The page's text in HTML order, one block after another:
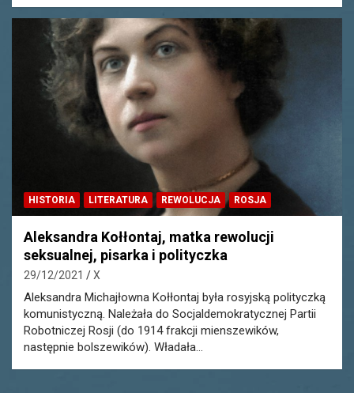
HISTORIA LITERATURA REWOLUCJA ROSJA
Aleksandra Kołłontaj, matka rewolucji
seksualnej, pisarka i polityczka
29/12/2021 X
Aleksandra Michajłowna Kołłontaj była rosyjską polityczką
komunistyczną. Należała do Socjaldemokratycznej Partii
Robotniczej Rosji (do 1914 frakcji mienszewików,
następnie bolszewików). Władała…